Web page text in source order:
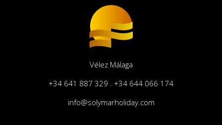
Vélez Málaga
+34 641 887 329 . +34 644 066 174
info@solymarholiday.com